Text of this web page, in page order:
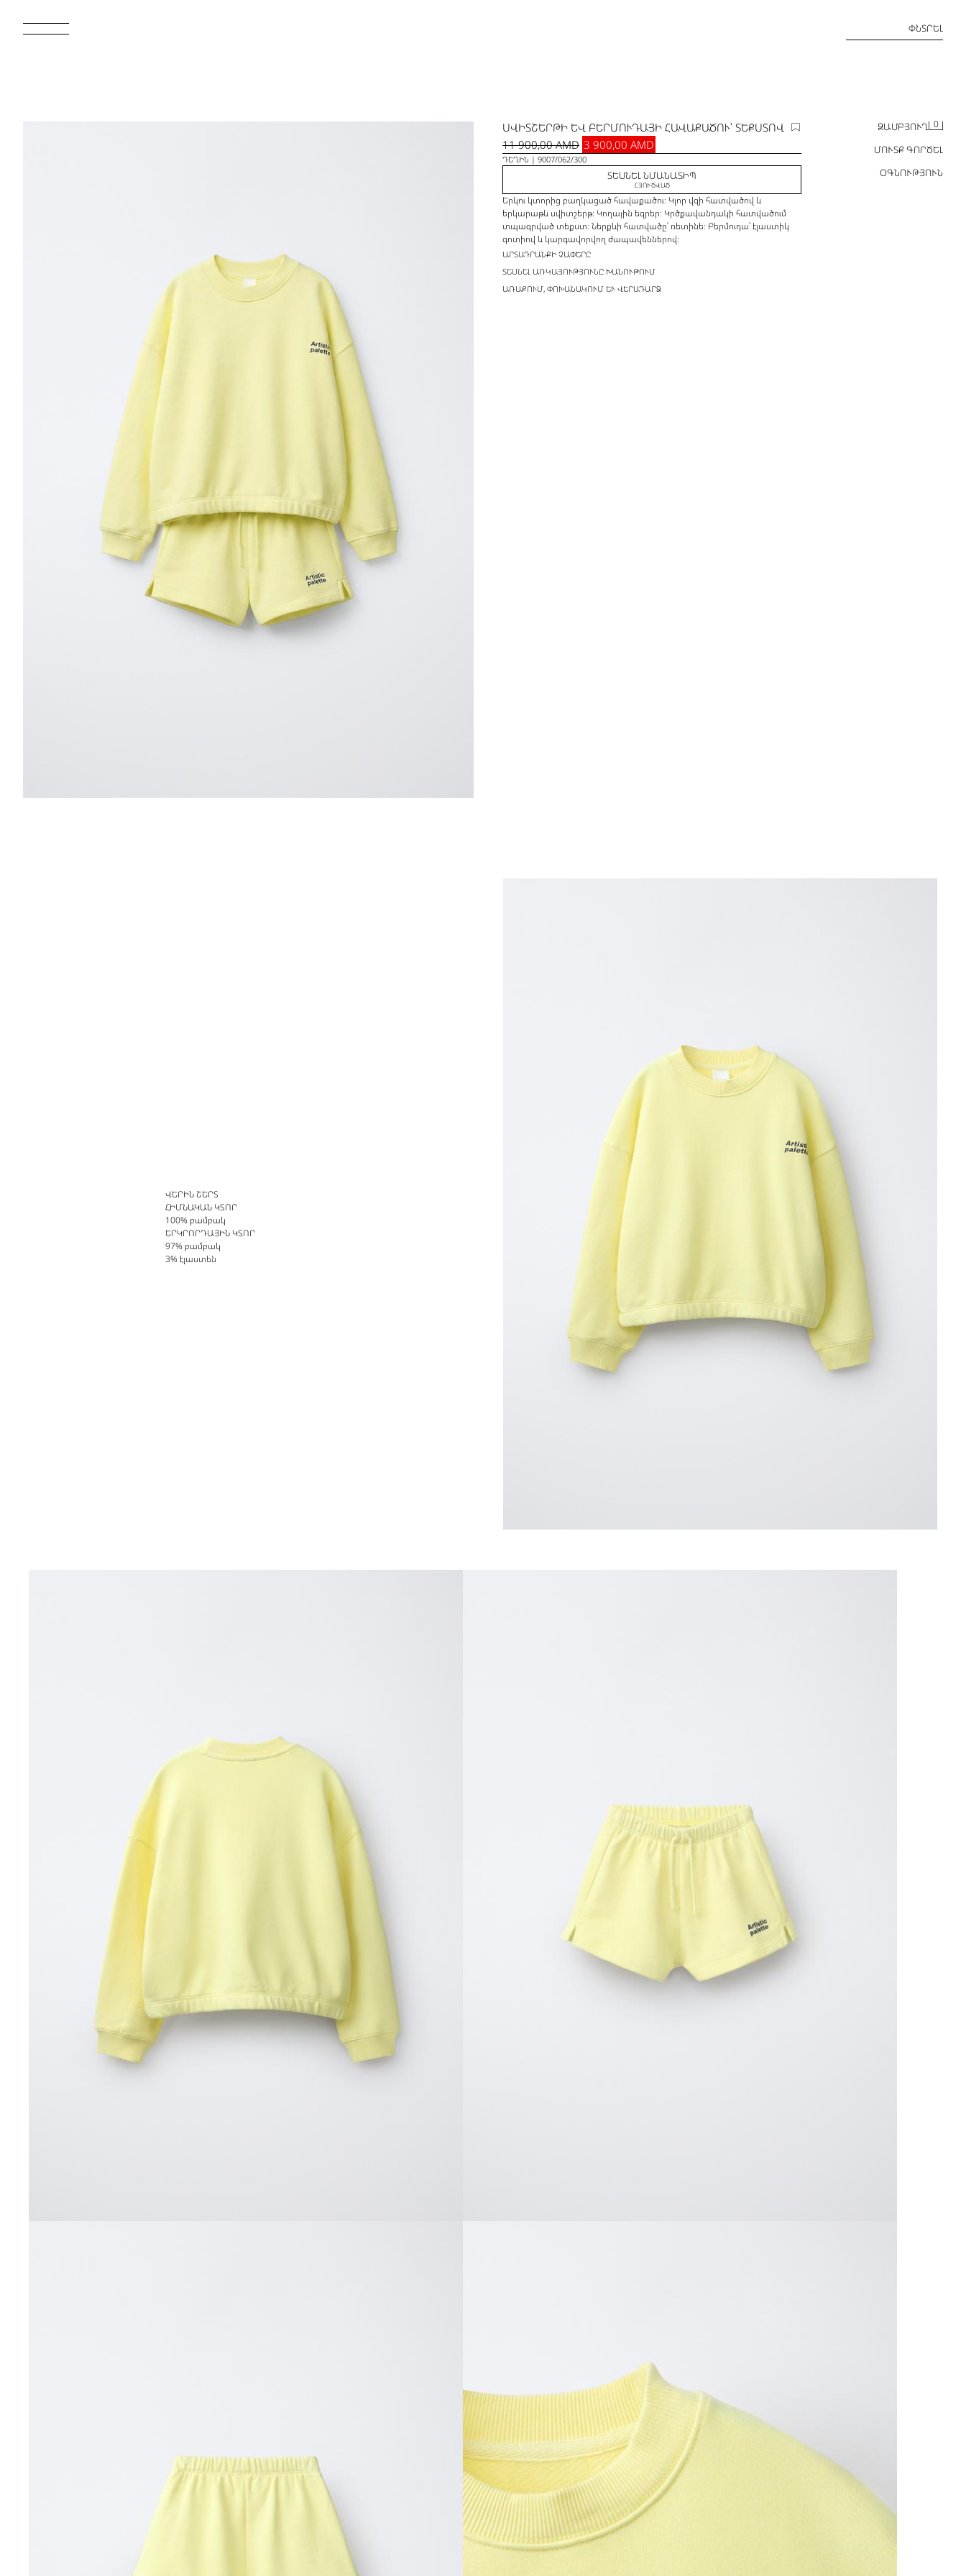
ՓՆՏՐԵԼ
ԶԱՄԲՅՈՒՂ 0
ՄՈՒՏՔ ԳՈՐԾԵԼ
ՕԳՆՈՒԹՅՈՒՆ
ՍՎԻՏՇԵՐԹԻ ԵՎ ԲԵՐՄՈՒԴԱՅԻ ՀԱՎԱՔԱԾՈՒ՝ ՏԵՔՍՏՈՎ
11 900,00 AMD 3 900,00 AMD
ԴԵՂԻՆ 9007/062/300
ՏԵՍՆԵԼ ՆՄԱՆԱՏԻՊ
ՀՅՈՒԾՎԱԾ
Երկու կտորից բաղկացած հավաքածու։ Կլոր վզի հատվածով և
երկարաթև սվիտշերթ։ Կողային եզրեր։ Կրծքավանդակի հատվածում
տպագրված տեքստ։ Ներքևի հատվածը՝ ռետինե։ Բերմուդա՝ էլաստիկ
գոտիով և կարգավորվող ժապավեններով։
ԱՐՏԱԴՐԱՆՔԻ ՉԱՓԵՐԸ
ՏԵՍՆԵԼ ԱՌԿԱՅՈՒԹՅՈՒՆԸ ԽԱՆՈՒԹՈՒՄ
ԱՌԱՔՈՒՄ, ՓՈԽԱՆԱԿՈՒՄ ԵՒ ՎԵՐԱԴԱՐՁ
ՎԵՐԻՆ ՇԵՐՏ
ՀԻՄՆԱԿԱՆ ԿՏՈՐ
100% բամբակ
ԵՐԿՐՈՐԴԱՅԻՆ ԿՏՈՐ
97% բամբակ
3% էլաստեն